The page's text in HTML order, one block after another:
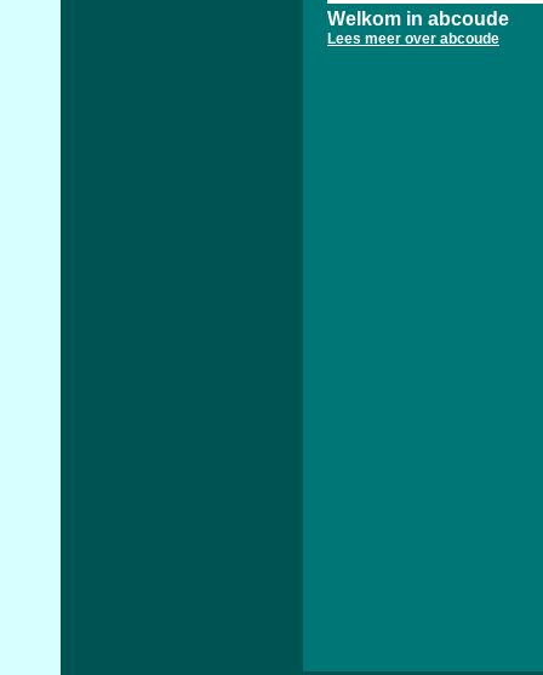
Welkom in abcoude
Lees meer over abcoude